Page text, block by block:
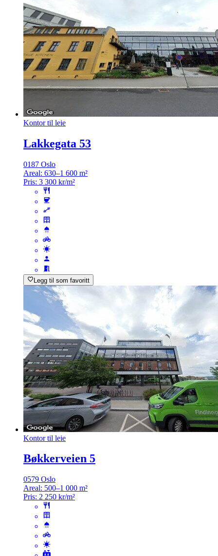
Kontor til leie
Lakkegata 53
0187 Oslo
Areal: 630–1 600 m²
Pris: 3 300 kr/m²
Legg til som favoritt
Kontor til leie
Bøkkerveien 5
0579 Oslo
Areal: 500–1 000 m²
Pris: 2 250 kr/m²